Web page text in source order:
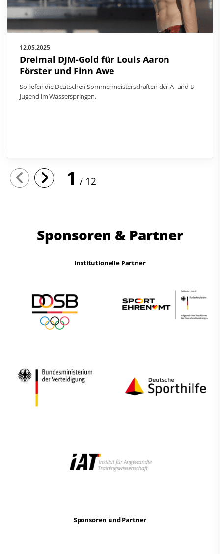
12.05.2025
Dreimal DJM-Gold für Louis Aaron
Förster und Finn Awe
So liefen die Deutschen Sommermeisterschaften der A- und B-
Jugend im Wasserspringen.
1 12
Sponsoren & Partner
Institutionelle Partner
Sponsoren und Partner